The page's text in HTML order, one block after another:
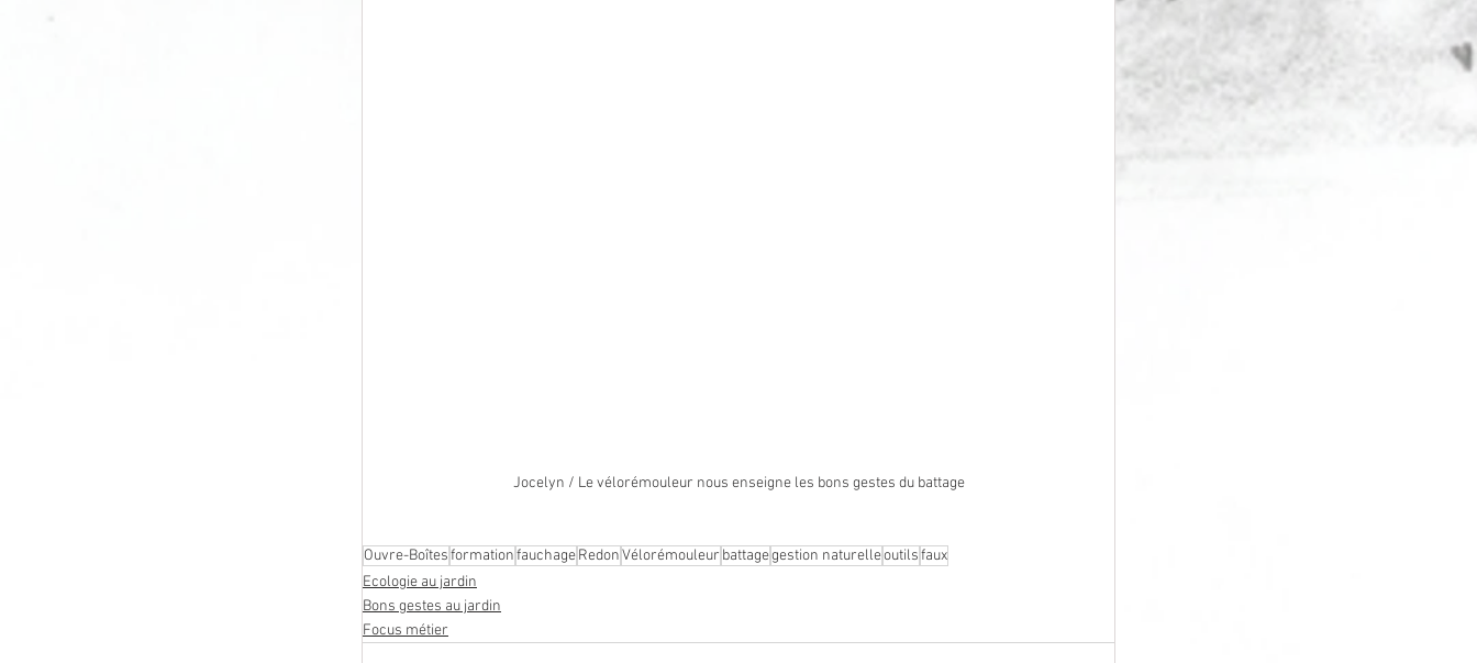
Jocelyn / Le vélorémouleur nous enseigne les bons gestes du battage
Ouvre-BoîtesformationfauchageRedonVélorémouleur battagegestion naturelleoutilsfaux
Ecologie au jardin
Bons gestes au jardin
Focus métier